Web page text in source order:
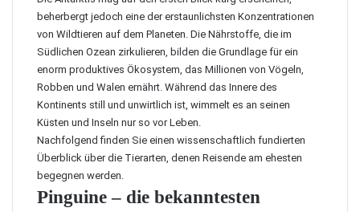
beherbergt jedoch eine der erstaunlichsten Konzentrationen
von Wildtieren auf dem Planeten. Die Nährstoffe, die im
Südlichen Ozean zirkulieren, bilden die Grundlage für ein
enorm produktives Ökosystem, das Millionen von Vögeln,
Robben und Walen ernährt. Während das Innere des
Kontinents still und unwirtlich ist, wimmelt es an seinen
Küsten und Inseln nur so vor Leben.
Nachfolgend finden Sie einen wissenschaftlich fundierten
Überblick über die Tierarten, denen Reisende am ehesten
begegnen werden.
Pinguine – die bekanntesten